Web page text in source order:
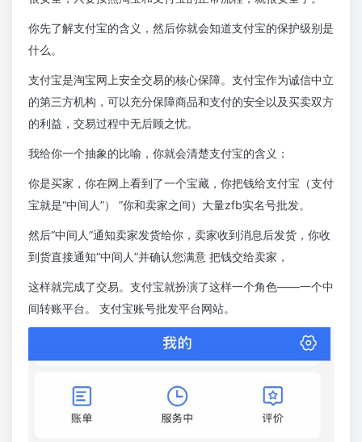
你先了解支付宝的含义，然后你就会知道支付宝的保护级别是
什么。
支付宝是淘宝网上安全交易的核心保障。支付宝作为诚信中立
的第三方机构，可以充分保障商品和支付的安全以及买卖双方
的利益，交易过程中无后顾之忧。
我给你一个抽象的比喻，你就会清楚支付宝的含义：
你是买家，你在网上看到了一个宝藏，你把钱给支付宝（支付
宝就是“中间人”） ”你和卖家之间）大量zfb实名号批发。
然后“中间人”通知卖家发货给你，卖家收到消息后发货，你收
到货直接通知“中间人”并确认您满意 把钱交给卖家，
这样就完成了交易。支付宝就扮演了这样一个角色——一个中
间转账平台。 支付宝账号批发平台网站。